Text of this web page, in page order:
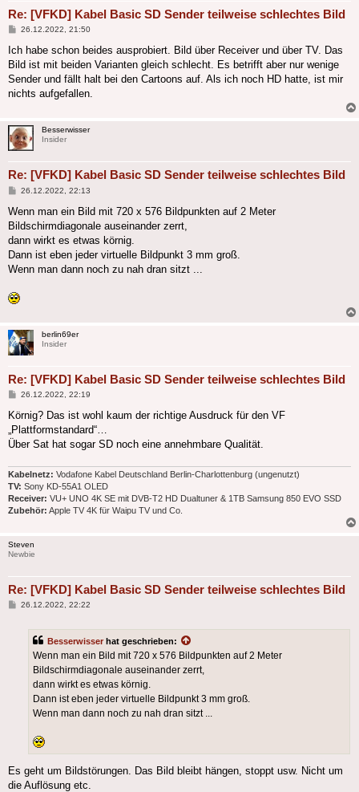
Re: [VFKD] Kabel Basic SD Sender teilweise schlechtes Bild
Beitrag
26.12.2022, 21:50
Ich habe schon beides ausprobiert. Bild über Receiver und über TV. Das
Bild ist mit beiden Varianten gleich schlecht. Es betrifft aber nur wenige
Sender und fällt halt bei den Cartoons auf. Als ich noch HD hatte, ist mir
nichts aufgefallen.
Besserwisser
Insider
Re: [VFKD] Kabel Basic SD Sender teilweise schlechtes Bild
Beitrag
26.12.2022, 22:13
Wenn man ein Bild mit 720 x 576 Bildpunkten auf 2 Meter
Bildschirmdiagonale auseinander zerrt,
dann wirkt es etwas körnig.
Dann ist eben jeder virtuelle Bildpunkt 3 mm groß.
Wenn man dann noch zu nah dran sitzt ...
berlin69er
Insider
Re: [VFKD] Kabel Basic SD Sender teilweise schlechtes Bild
Beitrag
26.12.2022, 22:19
Körnig? Das ist wohl kaum der richtige Ausdruck für den VF
„Plattformstandard“…
Über Sat hat sogar SD noch eine annehmbare Qualität.
Kabelnetz: Vodafone Kabel Deutschland Berlin-Charlottenburg (ungenutzt)
TV: Sony KD-55A1 OLED
Receiver: VU+ UNO 4K SE mit DVB-T2 HD Dualtuner & 1TB Samsung 850 EVO SSD
Zubehör: Apple TV 4K für Waipu TV und Co.
Steven
Newbie
Re: [VFKD] Kabel Basic SD Sender teilweise schlechtes Bild
Beitrag
26.12.2022, 22:22
Besserwisser hat geschrieben:
Wenn man ein Bild mit 720 x 576 Bildpunkten auf 2 Meter
Bildschirmdiagonale auseinander zerrt,
dann wirkt es etwas körnig.
Dann ist eben jeder virtuelle Bildpunkt 3 mm groß.
Wenn man dann noch zu nah dran sitzt ...
Es geht um Bildstörungen. Das Bild bleibt hängen, stoppt usw. Nicht um
die Auflösung etc.